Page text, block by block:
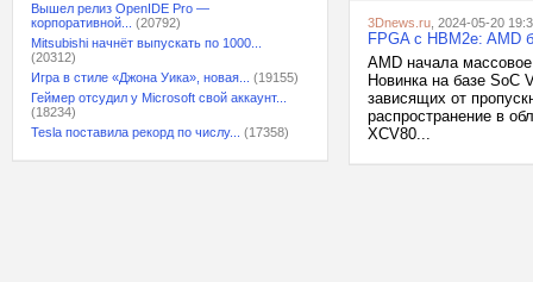
Вышел релиз OpenIDE Pro —
корпоративной...
(20792)
Mitsubishi начнёт выпускать по 1000...
(20312)
Игра в стиле «Джона Уика», новая...
(19155)
Геймер отсудил у Microsoft свой аккаунт...
(18234)
Tesla поставила рекорд по числу...
(17358)
3Dnews.ru , 2024-05-20
FPGA с HBM2e: AMD
AMD начала
Новинка на базе SoC
зависящих от
распространение в
XCV80...